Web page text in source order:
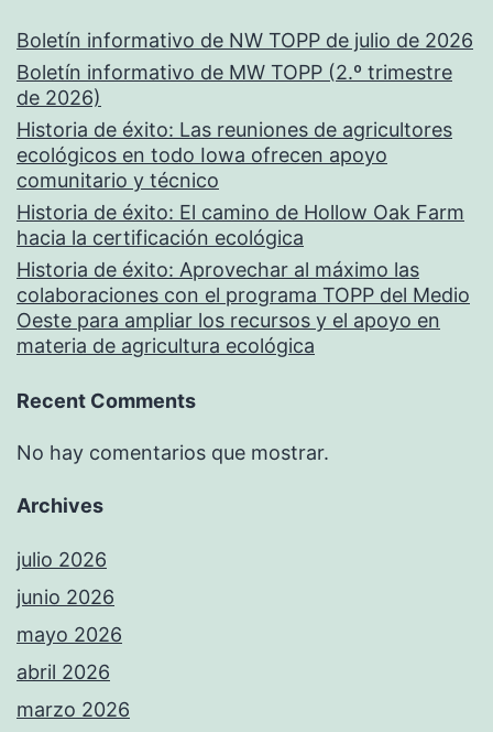
Boletín informativo de NW TOPP de julio de 2026
Boletín informativo de MW TOPP (2.º trimestre
de 2026)
Historia de éxito: Las reuniones de agricultores
ecológicos en todo Iowa ofrecen apoyo
comunitario y técnico
Historia de éxito: El camino de Hollow Oak Farm
hacia la certificación ecológica
Historia de éxito: Aprovechar al máximo las
colaboraciones con el programa TOPP del Medio
Oeste para ampliar los recursos y el apoyo en
materia de agricultura ecológica
Recent Comments
No hay comentarios que mostrar.
Archives
julio 2026
junio 2026
mayo 2026
abril 2026
marzo 2026